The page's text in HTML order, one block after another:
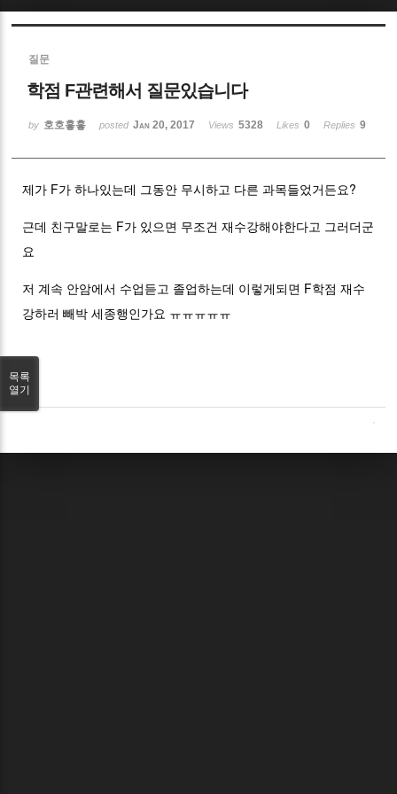
질문
학점 F관련해서 질문있습니다
by 호호홓홓 posted Jan 20, 2017 Views 5328 Likes 0 Replies 9
제가 F가 하나있는데 그동안 무시하고 다른 과목들었거든요?
근데 친구말로는 F가 있으면 무조건 재수강해야한다고 그러더군
요
저 계속 안암에서 수업듣고 졸업하는데 이렇게되면 F학점 재수
강하러 빼박 세종행인가요 ㅠㅠㅠㅠㅠ
목록
열기
Sketchbook5, 스케치북5
Sketchbook5, 스케치북5